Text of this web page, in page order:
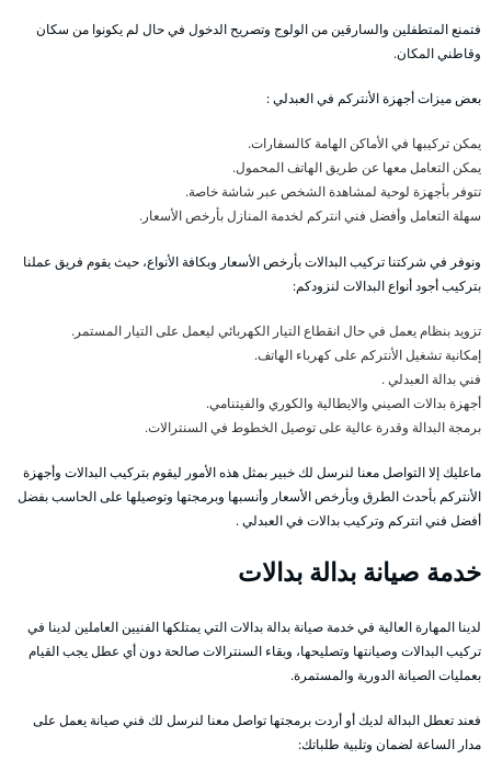
فتمنع المتطفلين والسارقين من الولوج وتصريح الدخول في حال لم يكونوا من سكان
وقاطني المكان.
بعض ميزات أجهزة الأنتركم في العبدلي :
يمكن تركيبها في الأماكن الهامة كالسفارات.
يمكن التعامل معها عن طريق الهاتف المحمول.
تتوفر بأجهزة لوحية لمشاهدة الشخص عبر شاشة خاصة.
سهلة التعامل وأفضل فني انتركم لخدمة المنازل بأرخص الأسعار.
ونوفر في شركتنا تركيب البدالات بأرخص الأسعار وبكافة الأنواع، حيث يقوم فريق عملنا
بتركيب أجود أنواع البدالات لنزودكم:
تزويد بنظام يعمل في حال انقطاع التيار الكهربائي ليعمل على التيار المستمر.
إمكانية تشغيل الأنتركم على كهرباء الهاتف.
فني بدالة العبدلي .
أجهزة بدالات الصيني والايطالية والكوري والفيتنامي.
برمجة البدالة وقدرة عالية على توصيل الخطوط في السنترالات.
ماعليك إلا التواصل معنا لنرسل لك خبير بمثل هذه الأمور ليقوم بتركيب البدالات وأجهزة
الأنتركم بأحدث الطرق وبأرخص الأسعار وأنسبها وبرمجتها وتوصيلها على الحاسب بفضل
أفضل فني انتركم وتركيب بدالات في العبدلي .
خدمة صيانة بدالة بدالات
لدينا المهارة العالية في خدمة صيانة بدالة بدالات التي يمتلكها الفنيين العاملين لدينا في
تركيب البدالات وصيانتها وتصليحها، وبقاء السنترالات صالحة دون أي عطل يجب القيام
بعمليات الصيانة الدورية والمستمرة.
فعند تعطل البدالة لديك أو أردت برمجتها تواصل معنا لنرسل لك فني صيانة يعمل على
مدار الساعة لضمان وتلبية طلباتك: